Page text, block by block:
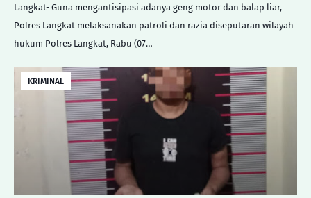
Langkat- Guna mengantisipasi adanya geng motor dan balap liar,
Polres Langkat melaksanakan patroli dan razia diseputaran wilayah
hukum Polres Langkat, Rabu (07…
KRIMINAL